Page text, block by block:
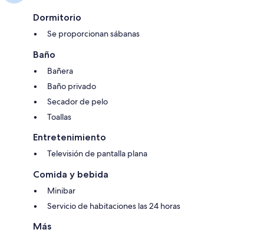
Dormitorio
Se proporcionan sábanas
Baño
Bañera
Baño privado
Secador de pelo
Toallas
Entretenimiento
Televisión de pantalla plana
Comida y bebida
Minibar
Servicio de habitaciones las 24 horas
Más